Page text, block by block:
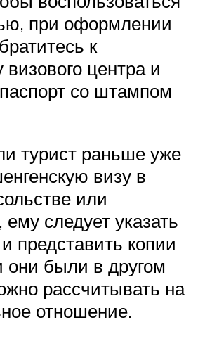
при оформлении
к
визового центра и
со штампом
турист раньше уже
визу в
или
ему следует указать
представить копии
они были в другом
рассчитывать на
отношение.